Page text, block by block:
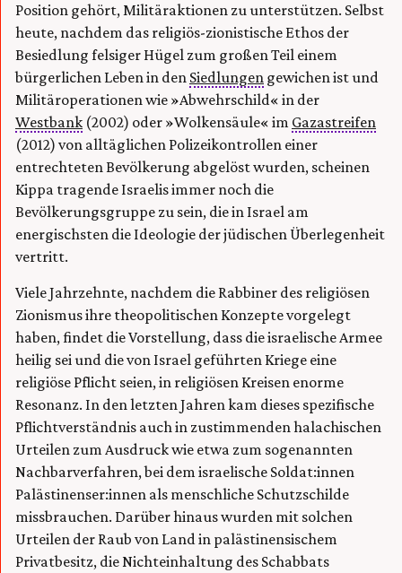
Position gehört, Militäraktionen zu unterstützen. Selbst
heute, nachdem das religiös-zionistische Ethos der
Besiedlung felsiger Hügel zum großen Teil einem
bürgerlichen Leben in den Siedlungen gewichen ist und
Militäroperationen wie »Abwehrschild« in der
Westbank (2002) oder »Wolkensäule« im Gazastreifen
(2012) von alltäglichen Polizeikontrollen einer
entrechteten Bevölkerung abgelöst wurden, scheinen
Kippa tragende Israelis immer noch die
Bevölkerungsgruppe zu sein, die in Israel am
energischsten die Ideologie der jüdischen Überlegenheit
vertritt.
Viele Jahrzehnte, nachdem die Rabbiner des religiösen
Zionismus ihre theopolitischen Konzepte vorgelegt
haben, findet die Vorstellung, dass die israelische Armee
heilig sei und die von Israel geführten Kriege eine
religiöse Pflicht seien, in religiösen Kreisen enorme
Resonanz. In den letzten Jahren kam dieses spezifische
Pflichtverständnis auch in zustimmenden halachischen
Urteilen zum Ausdruck wie etwa zum sogenannten
Nachbarverfahren, bei dem israelische Soldat:innen
Palästinenser:innen als menschliche Schutzschilde
missbrauchen. Darüber hinaus wurden mit solchen
Urteilen der Raub von Land in palästinensischem
Privatbesitz, die Nichteinhaltung des Schabbats